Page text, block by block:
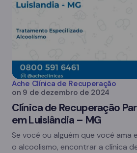
Ache Clínica de Recuperação
on 9 de dezembro de 2024
Clínica de Recuperação
em Luislândia – MG
Se você ou alguém que você
o alcoolismo, encontrar a clínica